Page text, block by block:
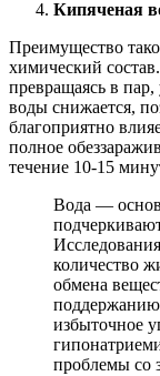
Кипяченая
Преимущество
химический
превращаясь в
воды снижается,
благоприятно
полное
течение 10-15
Вода —
количество
обмена
избыточное
проблемы со